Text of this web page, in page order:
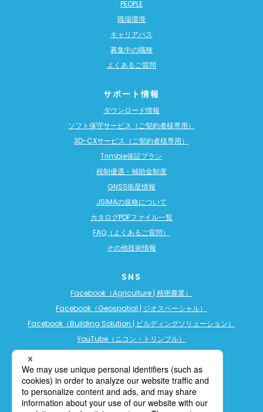
PEOPLE
職場環境
キャリアパス
募集中の職種
よくあるご質問
サポート情報
ダウンロード情報
ソフト保守サービス（ご契約者様専用）
3D-CXサービス（ご契約者様専用）
Trimble保証プラン
税制優遇・補助金制度
GNSS衛星情報
JSIMAの規格について
カタログPDFファイル一覧
FAQ（よくあるご質問）
その他技術情報
SNS
Facebook（Agriculture | 精密農業）
Facebook（Geospatial | ジオスペーシャル）
Facebook（Building Solution | ビルディングソリューション）
YouTube（ニコン・トリンブル）
YouTube（ビルディングソリューション）
LINE公式アカウント（精密農業）